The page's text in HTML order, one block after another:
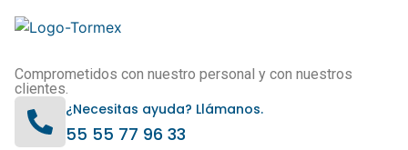
Comprometidos con nuestro personal y con nuestros
clientes.
¿Necesitas ayuda? Llámanos.
55 55 77 96 33